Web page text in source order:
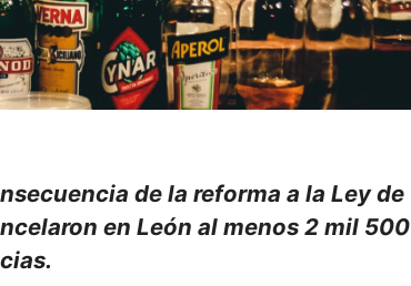
de la reforma a la Ley de
en León al menos 2 mil 500